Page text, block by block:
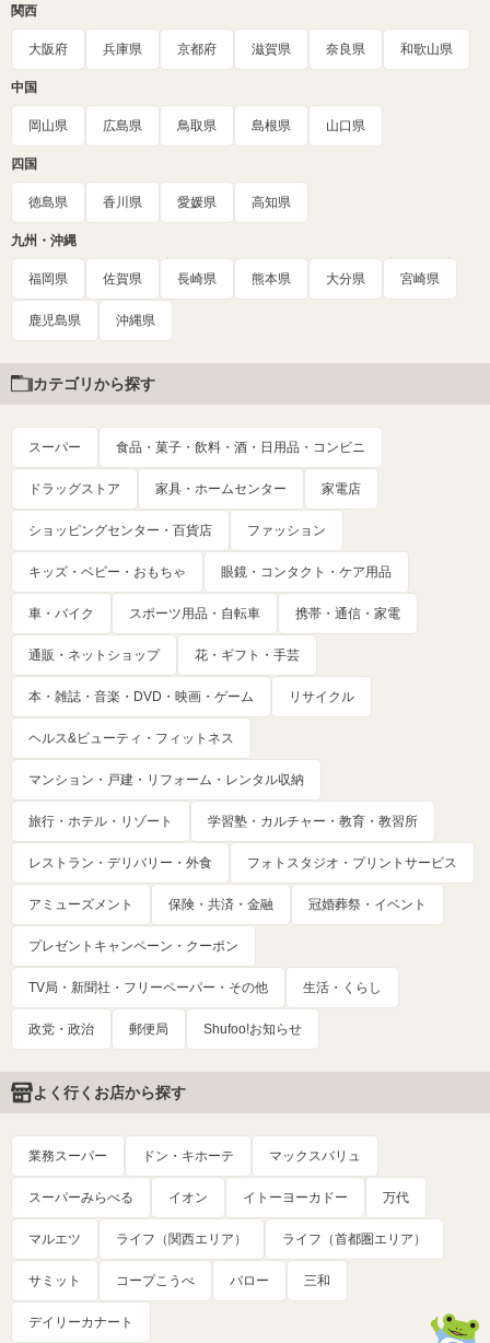
関西
大阪府 兵庫県 京都府 滋賀県 奈良県 和歌山県
中国
岡山県 広島県 鳥取県 島根県 山口県
四国
徳島県 香川県 愛媛県 高知県
九州・沖縄
福岡県 佐賀県 長崎県 熊本県 大分県 宮崎県
鹿児島県 沖縄県
カテゴリから探す
スーパー 食品・菓子・飲料・酒・日用品・コンビニ
ドラッグストア 家具・ホームセンター 家電店
ショッピングセンター・百貨店 ファッション
キッズ・ベビー・おもちゃ 眼鏡・コンタクト・ケア用品
車・バイク スポーツ用品・自転車 携帯・通信・家電
通販・ネットショップ 花・ギフト・手芸
本・雑誌・音楽・DVD・映画・ゲーム リサイクル
ヘルス&ビューティ・フィットネス
マンション・戸建・リフォーム・レンタル収納
旅行・ホテル・リゾート 学習塾・カルチャー・教育・教習所
レストラン・デリバリー・外食 フォトスタジオ・プリントサービス
アミューズメント 保険・共済・金融 冠婚葬祭・イベント
プレゼントキャンペーン・クーポン
TV局・新聞社・フリーペーパー・その他 生活・くらし
政党・政治 郵便局 Shufoo!お知らせ
よく行くお店から探す
業務スーパー ドン・キホーテ マックスバリュ
スーパーみらべる イオン イトーヨーカドー 万代
マルエツ ライフ（関西エリア） ライフ（首都圏エリア）
サミット コープこうべ バロー 三和
デイリーカナート